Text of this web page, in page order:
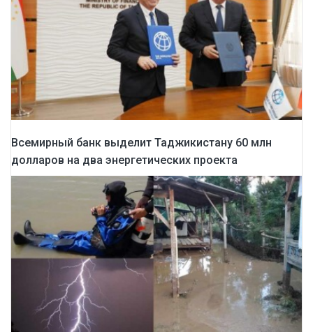
Всемирный банк выделит Таджикистану 60 млн
долларов на два энергетических проекта